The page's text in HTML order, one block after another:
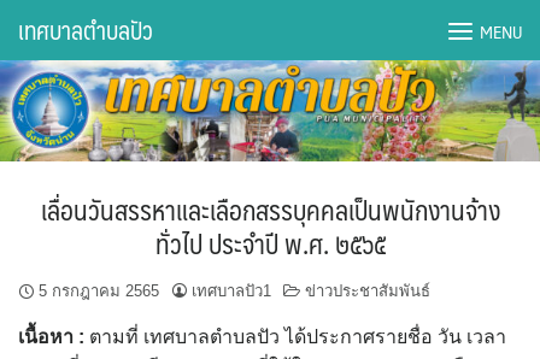
content
DWQA Ask Question
DWQA Questions
กองการศึกษา
กองคลัง
กองช่าง
เทศบาลตำบลปัว MENU
เลื่อนวันสรรหาและเลือกสรรบุคคลเป็นพนักงานจ้าง
ทั่วไป ประจำปี พ.ศ. ๒๕๖๕
5 กรกฎาคม 2565 เทศบาลปัว1 ข่าวประชาสัมพันธ์
เนื้อหา : ตามที่ เทศบาลตำบลปัว ได้ประกาศรายชื่อ วัน เวลา